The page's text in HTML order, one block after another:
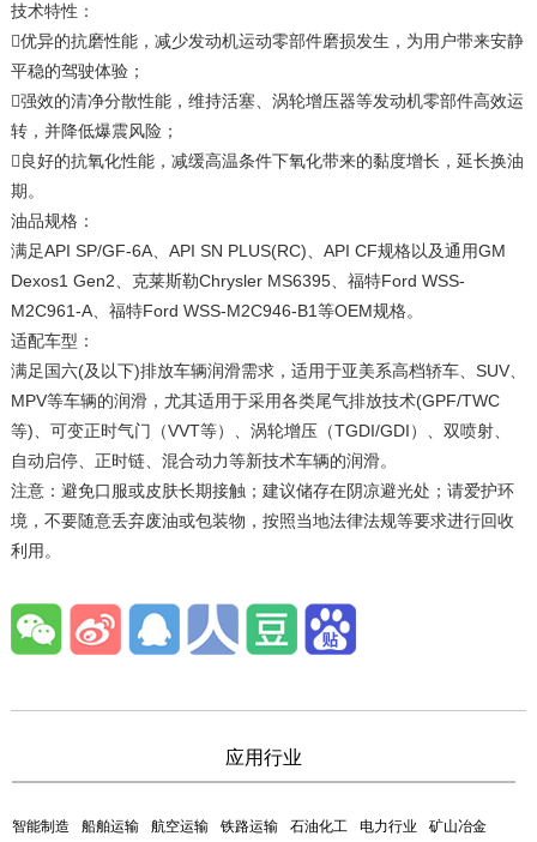
技术特性：
优异的抗磨性能，减少发动机运动零部件磨损发生，为用户带来安静
平稳的驾驶体验；
强效的清净分散性能，维持活塞、涡轮增压器等发动机零部件高效运
转，并降低爆震风险；
良好的抗氧化性能，减缓高温条件下氧化带来的黏度增长，延长换油
期。
油品规格：
满足API SP/GF-6A、API SN PLUS(RC)、API CF规格以及通用GM
Dexos1 Gen2、克莱斯勒Chrysler MS6395、福特Ford WSS-
M2C961-A、福特Ford WSS-M2C946-B1等OEM规格。
适配车型：
满足国六(及以下)排放车辆润滑需求，适用于亚美系高档轿车、SUV、
MPV等车辆的润滑，尤其适用于采用各类尾气排放技术(GPF/TWC
等)、可变正时气门（VVT等）、涡轮增压（TGDI/GDI）、双喷射、
自动启停、正时链、混合动力等新技术车辆的润滑。
注意：避免口服或皮肤长期接触；建议储存在阴凉避光处；请爱护环
境，不要随意丢弃废油或包装物，按照当地法律法规等要求进行回收
利用。
应用行业
智能制造 船舶运输 航空运输 铁路运输 石油化工 电力行业 矿山冶金